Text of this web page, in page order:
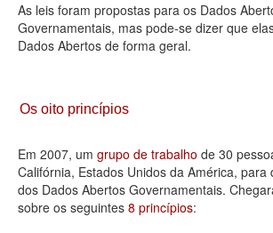
As leis foram propostas para os Dados
Governamentais, mas pode-se dizer que
Dados Abertos de forma geral.
Os oito princípios
Em 2007, um grupo de trabalho de 30
Califórnia, Estados Unidos da América,
dos Dados Abertos Governamentais.
sobre os seguintes 8 princípios: